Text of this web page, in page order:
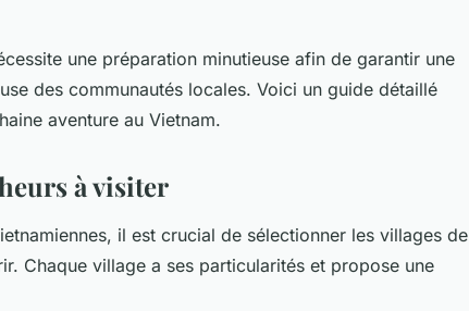
une préparation minutieuse afin de garantir une
des communautés locales. Voici un guide détaillé
aventure au Vietnam.
à visiter
il est crucial de sélectionner les villages de
Chaque village a ses particularités et propose une